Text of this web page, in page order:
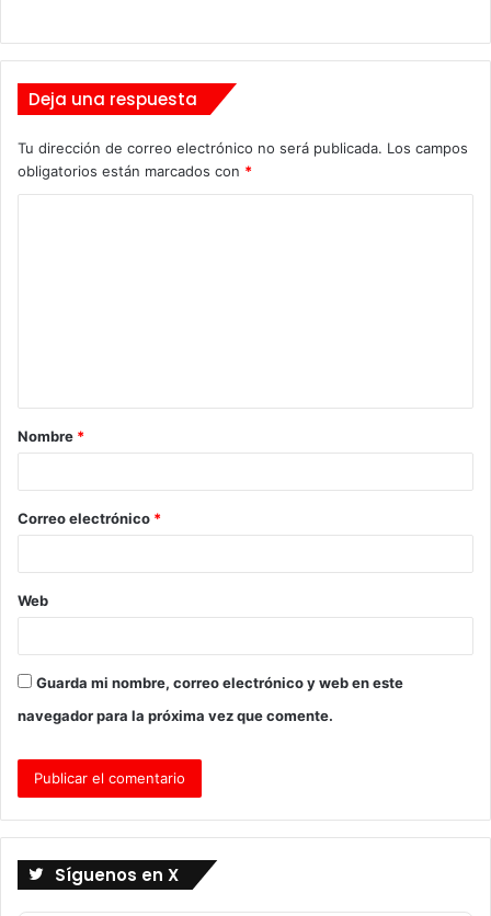
Deja una respuesta
Tu dirección de correo electrónico no será publicada. Los campos
obligatorios están marcados con *
a
r
*
Nombre *
Correo electrónico *
Web
Guarda mi nombre, correo electrónico y web en este
navegador para la próxima vez que comente.
Síguenos en X